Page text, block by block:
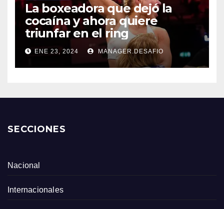
La boxeadora que dejó la
cocaína y ahora quiere
triunfar en el ring​
ENE 23, 2024 MANAGER.DESAFIO
SECCIONES
Nacional
Internacionales